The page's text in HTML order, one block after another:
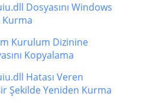
Dosyasını Windows
Kurulum Dizinine
Kopyalama
Hatası Veren
Şekilde Yeniden Kurma